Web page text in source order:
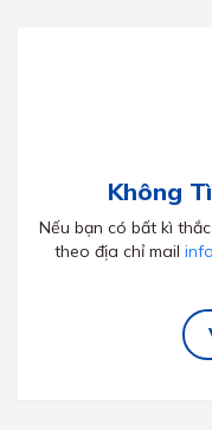
Không
Nếu bạn có bất kì
theo địa chỉ mail